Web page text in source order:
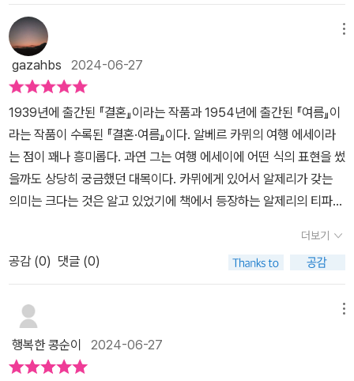
름다운 신화와 전설이 이야기 속의 배경처럼 다가오기도 했다.그러나
긍정과 부정, 정오와 자정, 반항과 사랑 사이의 가슴을 찢을 것 같은
갈등을 아는 사람들을 위해서라면, 바닷가에 지핀 모닥불을 사랑하는
사람들을 위해서라면, 그곳엔 어떤 불꽃이 그들을 기다리고 있다. -1
36글에는 글쓰는 사람의 생각, 세계관, 시선, 가치, 의미가 담겨진다.
그렇기에 우리는 내가 가보지 못한 곳, 생각지도 못했던 세계, 두렵지
만 더 넓은 세상, 미래로 나아가는 그들의 이야기를 듣고 싶어 하는 것
이 아닐까.카뮈와 함께 그의 시선을 따라 머나먼 과거에서 현재 그리
고 미래로 이어지는 삶에 대한 그의 생각을 들어볼 수 있었다.출판사
(13p), '얼굴은 땀에 젖었어도 얇은 천의 옷을 입고 있어서 몸은 서늘
한 우리는 이 세계와 결혼하는 어느 하루의 나른한 행복을 한껏 펼쳐
놓는다.' (17p)라는 표현에서 알 수 있듯이 티파자를 비롯한 알제리라
는 지리적 공간에 대한 애정이 느껴져요. 북동부 산악 지대에 위치한
마을 제밀라는, '우리를 세계의 고동치는 심장부로 인도해줄 수 있는
저 사랑과 인내라는 유일한 교훈의 상징' (23-24p)이라고 소개하고
있어요. 알제리의 수도인 알제에 대해서는, '우리가 한 도시와 주고받
는 사랑은 흔히 은밀한 사랑들이다. 파리, 프라하, 심지어 프렌체 같은
도시들은 속을 감춘 채 웅크리고 돌아앉아서 그들만의 세계를 금그어
표시한다. 그러나 알제는, 그리고 그 도시와 더불어 바닷가에 자리 잡
은 도시들처럼 몇몇 특혜 받은 지역들은, 입처럼 혹은 상처처럼 하늘
을 향해 벌어져 있다. 우리가 알제에서 좋아할 수 있는 대상은 길모퉁
듯이, 그 숨김없이 내보이는 풍성한 선물 속에는 더욱 은밀한 향기가
담겨 있다.' (33-34p)라고 예찬했는데 신기하게도 그 마음에 동화되
는 느낌이 들었어요. 카뮈는 <여름>에 붙인 서평의뢰서에, '이 글들
gazahbs 2024-06-27
1939년에 출간된 『결혼』이라는 작품과 1954년에 출간된 『여름』이
라는 작품이 수록된 『결혼·여름』이다. 알베르 카뮈의 여행 에세이라
는 점이 꽤나 흥미롭다. 과연 그는 여행 에세이에 어떤 식의 표현을 썼
을까도 상당히 궁금했던 대목이다. 카뮈에게 있어서 알제리가 갖는
의미는 크다는 것은 알고 있었기에 책에서 등장하는 알제리의 티파자
그곳에서의 여정과 휴식을 담아낸 책은 그동안 보아왔던 카뮈의 작품
들과는 차별화된 느낌이라 더욱 남달랐던것 같다. 물론 이 작품들 속
에도 평소 카뮈가 자신의 소설 등에서 그토록 보여주고자 했던 메시
지가 없진 않지만 애초에 다른 장르의 작품 속에 그려지는 그 메시지
를 과감없이 보여주는 작품이란 생각도 들고 그런 가운데에서 반항적
더보기
공감 (0) 댓글 (0)
행복한 콩순이 2024-06-27